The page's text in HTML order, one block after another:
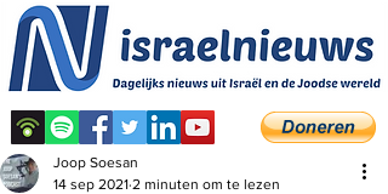
Joop Soesan
14 sep 2021 2 minuten om te lezen